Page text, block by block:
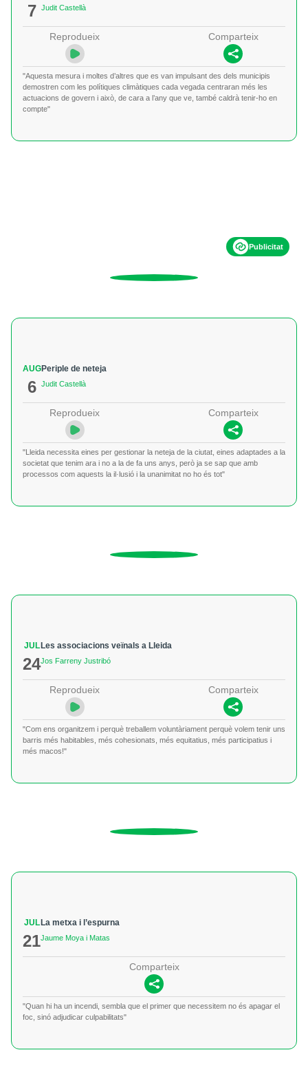
7 Judit Castellà
Reprodueix Comparteix
"Aquesta mesura i moltes d’altres que es van impulsant des dels municipis
demostren com les polítiques climàtiques cada vegada centraran més les
actuacions de govern i això, de cara a l’any que ve, també caldrà tenir-ho en
compte"
Publicitat
AUG
6
Periple de neteja
Judit Castellà
Reprodueix Comparteix
"Lleida necessita eines per gestionar la neteja de la ciutat, eines adaptades a la
societat que tenim ara i no a la de fa uns anys, però ja se sap que amb
processos com aquests la il·lusió i la unanimitat no ho és tot"
JUL
24
Les associacions veïnals a Lleida
Jos Farreny Justribó
Reprodueix Comparteix
"Com ens organitzem i perquè treballem voluntàriament perquè volem tenir uns
barris més habitables, més cohesionats, més equitatius, més participatius i
més macos!"
JUL
21
La metxa i l’espurna
Jaume Moya i Matas
Comparteix
"Quan hi ha un incendi, sembla que el primer que necessitem no és apagar el
foc, sinó adjudicar culpabilitats"